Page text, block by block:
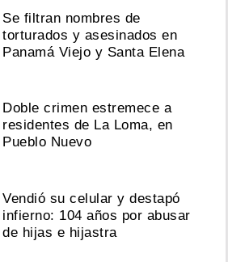
Se filtran nombres de
torturados y asesinados en
Panamá Viejo y Santa Elena
Doble crimen estremece a
residentes de La Loma, en
Pueblo Nuevo
Vendió su celular y destapó
infierno: 104 años por abusar
de hijas e hijastra